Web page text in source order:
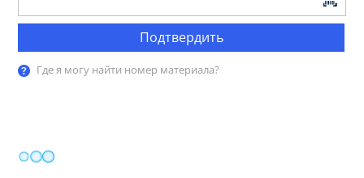
Подтвердить
Где я могу найти номер материала?